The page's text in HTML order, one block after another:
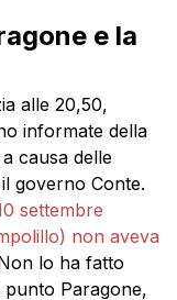
e la
alle 20,50,
informate della
causa delle
governo Conte.
settembre
non aveva
lo ha fatto
Paragone,